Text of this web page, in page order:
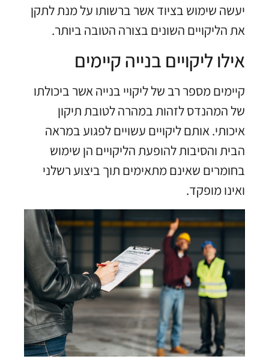
יעשה שימוש בציוד אשר ברשותו על מנת לתקן
את הליקויים השונים בצורה הטובה ביותר.
אילו ליקויים בנייה קיימים
קיימים מספר רב של ליקויי בנייה אשר ביכולתו
של המהנדס לזהות במהרה לטובת תיקון
איכותי. אותם ליקויים עשויים לפגוע במראה
הבית והסיבות להופעת הליקויים הן שימוש
בחומרים שאינם מתאימים תוך ביצוע רשלני
ואינו מופקד.